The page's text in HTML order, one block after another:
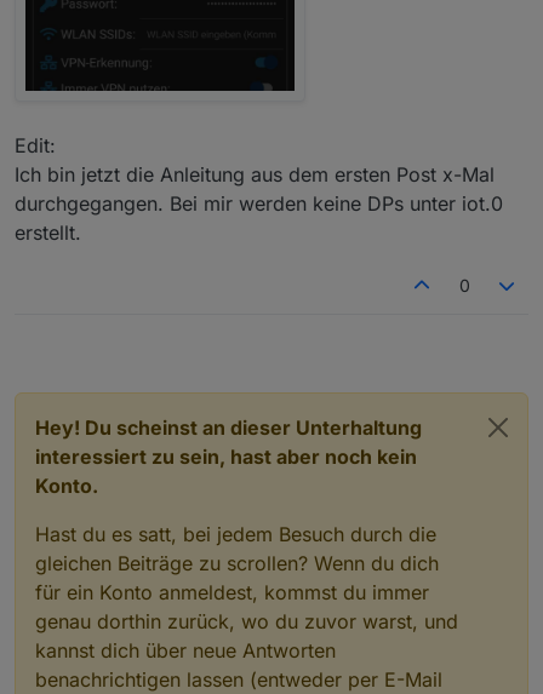
Edit:
Ich bin jetzt die Anleitung aus dem ersten Post x-Mal
durchgegangen. Bei mir werden keine DPs unter iot.0
erstellt.
0
Hey! Du scheinst an dieser Unterhaltung
interessiert zu sein, hast aber noch kein
Konto.
Hast du es satt, bei jedem Besuch durch die
gleichen Beiträge zu scrollen? Wenn du dich
für ein Konto anmeldest, kommst du immer
genau dorthin zurück, wo du zuvor warst, und
kannst dich über neue Antworten
benachrichtigen lassen (entweder per E-Mail